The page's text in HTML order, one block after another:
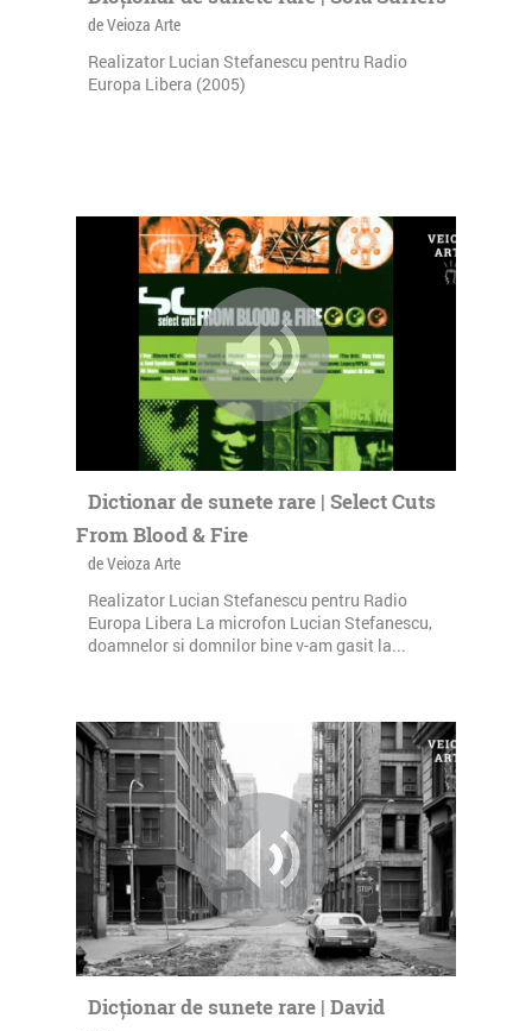
de Veioza Arte
Realizator Lucian Stefanescu pentru Radio
Europa Libera (2005)
Dictionar de sunete rare | Select Cuts
From Blood & Fire
de Veioza Arte
Realizator Lucian Stefanescu pentru Radio
Europa Libera La microfon Lucian Stefanescu,
doamnelor si domnilor bine v-am gasit la...
Dicționar de sunete rare | David